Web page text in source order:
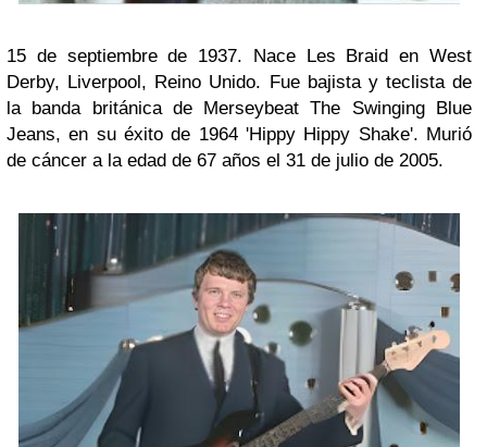
15 de septiembre de 1937. Nace Les Braid en West
Derby, Liverpool, Reino Unido. Fue bajista y teclista de
la banda británica de Merseybeat The Swinging Blue
Jeans, en su éxito de 1964 'Hippy Hippy Shake'. Murió
de cáncer a la edad de 67 años el 31 de julio de 2005.